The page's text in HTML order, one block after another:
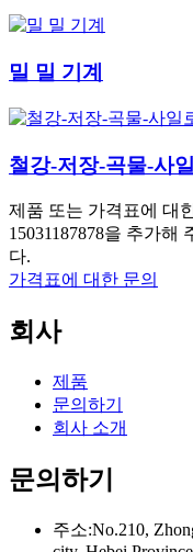
밀 밀 기계
철강-저장-곡물-사
제품 또는 가격표에 대
15031187878을 추가해
다.
가격표에 대한 문의
회사
제품
문의하기
회사 소개
문의하기
주소:No.210,